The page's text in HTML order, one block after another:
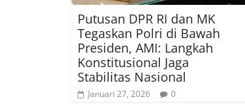
Putusan DPR RI dan MK
Tegaskan Polri di Bawah
Presiden, AMI: Langkah
Konstitusional Jaga
Stabilitas Nasional
Januari 27, 2026 0